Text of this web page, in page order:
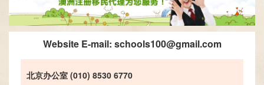
Website E-mail: schools100@gmail.com
北京办公室 (010) 8530 6770